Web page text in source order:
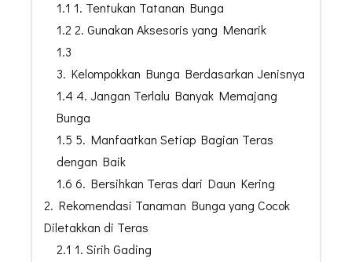
1.1 1. Tentukan Tatanan Bunga
1.2 2. Gunakan Aksesoris yang Menarik
1.3
3. Kelompokkan Bunga Berdasarkan Jenisnya
1.4 4. Jangan Terlalu Banyak Memajang
Bunga
1.5 5. Manfaatkan Setiap Bagian Teras
dengan Baik
1.6 6. Bersihkan Teras dari Daun Kering
2. Rekomendasi Tanaman Bunga yang Cocok
Diletakkan di Teras
2.1 1. Sirih Gading